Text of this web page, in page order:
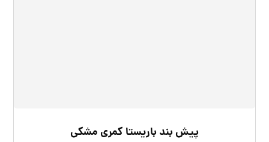
پیش بند باریستا کمری مشکی